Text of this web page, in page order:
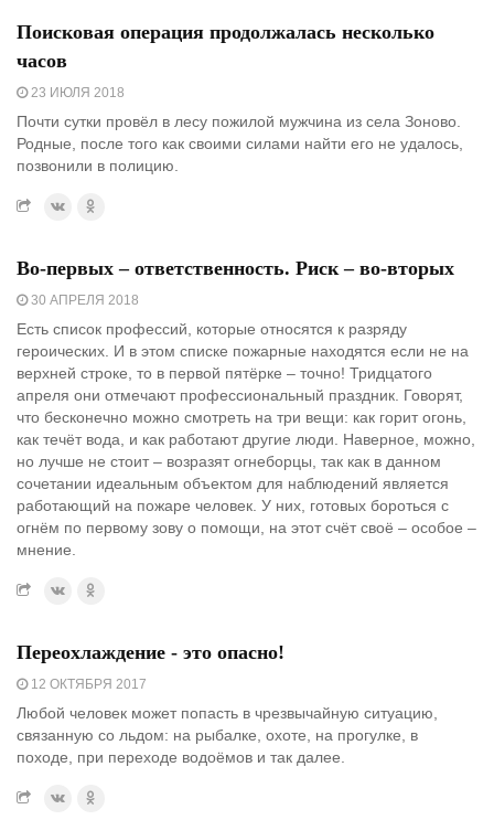
Поисковая операция продолжалась несколько
часов
23 ИЮЛЯ 2018
Почти сутки провёл в лесу пожилой мужчина из села Зоново.
Родные, после того как своими силами найти его не удалось,
позвонили в полицию.
Во-первых – ответственность. Риск – во-вторых
30 АПРЕЛЯ 2018
Есть список профессий, которые относятся к разряду
героических. И в этом списке пожарные находятся если не на
верхней строке, то в первой пятёрке – точно! Тридцатого
апреля они отмечают профессиональный праздник. Говорят,
что бесконечно можно смотреть на три вещи: как горит огонь,
как течёт вода, и как работают другие люди. Наверное, можно,
но лучше не стоит – возразят огнеборцы, так как в данном
сочетании идеальным объектом для наблюдений является
работающий на пожаре человек. У них, готовых бороться с
огнём по первому зову о помощи, на этот счёт своё – особое –
мнение.
Переохлаждение - это опасно!
12 ОКТЯБРЯ 2017
Любой человек может попасть в чрезвычайную ситуацию,
связанную со льдом: на рыбалке, охоте, на прогулке, в
походе, при переходе водоёмов и так далее.